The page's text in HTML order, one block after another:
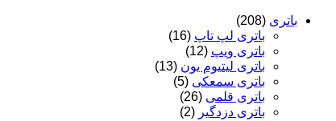
باتری (208)
باتری لپ تاپ (16)
باتری ویپ (12)
باتری لیتیوم یون (13)
باتری سمعکی (5)
باتری قلمی (26)
باتری دزدگیر (2)